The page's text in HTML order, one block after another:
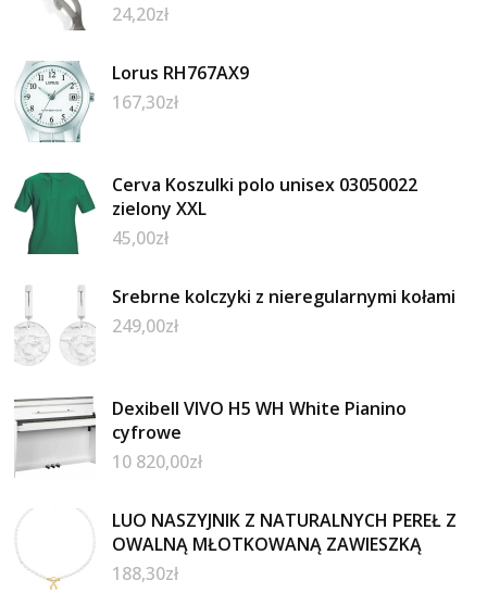
24,20zł
Lorus RH767AX9
167,30zł
Cerva Koszulki polo unisex 03050022
zielony XXL
45,00zł
Srebrne kolczyki z nieregularnymi kołami
249,00zł
Dexibell VIVO H5 WH White Pianino
cyfrowe
10 820,00zł
LUO NASZYJNIK Z NATURALNYCH PEREŁ Z
OWALNĄ MŁOTKOWANĄ ZAWIESZKĄ
188,30zł